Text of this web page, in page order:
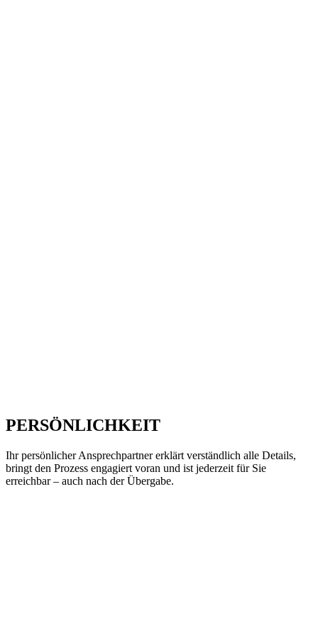
PERSÖNLICHKEIT
Ihr persönlicher Ansprechpartner erklärt verständlich alle Details,
bringt den Prozess engagiert voran und ist jederzeit für Sie
erreichbar – auch nach der Übergabe.